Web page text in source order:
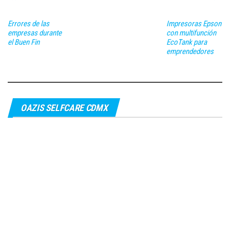
Errores de las
empresas durante
el Buen Fin
Impresoras Epson
con multifunción
EcoTank para
emprendedores
OAZIS SELFCARE CDMX